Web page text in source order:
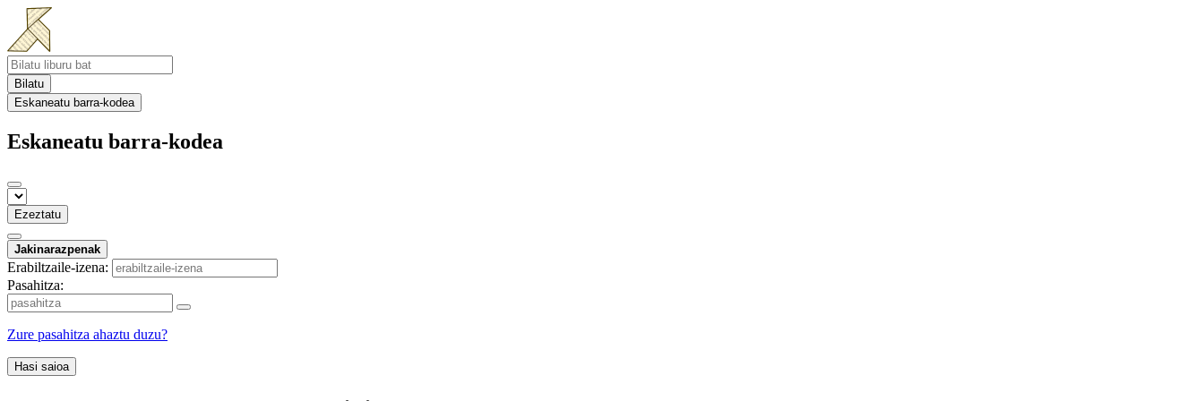
Bilatu
Eskaneatu barra-kodea
Eskaneatu barra-kodea
Ezeztatu
Jakinarazpenak
Erabiltzaile-izena:
Pasahitza:
Zure pasahitza ahaztu duzu?
Hasi saioa